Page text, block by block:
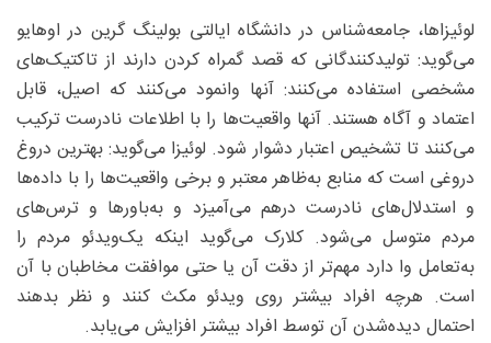
لوئیزا‌ها، جامعه‌شناس در دانشگاه ایالتی بولینگ گرین در اوهایو
می‌گوید: تولیدکنندگانی که قصد گمراه کردن دارند از تاکتیک‌های
مشخصی استفاده می‌کنند: آنها وانمود می‌کنند که اصیل، قابل
اعتماد و آگاه هستند. آنها واقعیت‌ها را با اطلاعات نادرست ترکیب
می‌کنند تا تشخیص اعتبار دشوار شود. لوئیزا می‌گوید: بهترین دروغ
دروغی است که منابع به‌‌ظاهر معتبر و برخی واقعیت‌ها را با داده‌ها
و استدلال‌های نادرست درهم می‌آمیزد و به‌باورها و ترس‌های
مردم متوسل می‌شود. کلارک می‌گوید اینکه یک‌ویدئو مردم را
به‌تعامل وا دارد مهم‌تر از دقت آن یا حتی موافقت مخاطبان با آن
است. هرچه افراد بیشتر روی ویدئو مکث کنند و نظر بدهند
احتمال دیده‌شدن آن توسط افراد بیشتر افزایش می‌یابد.